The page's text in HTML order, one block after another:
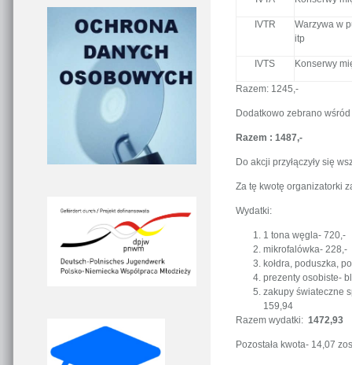
IVTR
Warzywa w
itp
IVTS Konserwy
Razem: 1245,-
Dodatkowo zebrano
Razem : 1487,-
Do akcji przyłączyły się
Za tę kwotę organizatorki
Wydatki:
1 tona węgla- 720,-
mikrofalówka- 228,-
kołdra, poduszka,
prezenty osobiste-
zakupy świateczne
159,94
Razem wydatki: 1472,93
Pozostała kwota- 14,07